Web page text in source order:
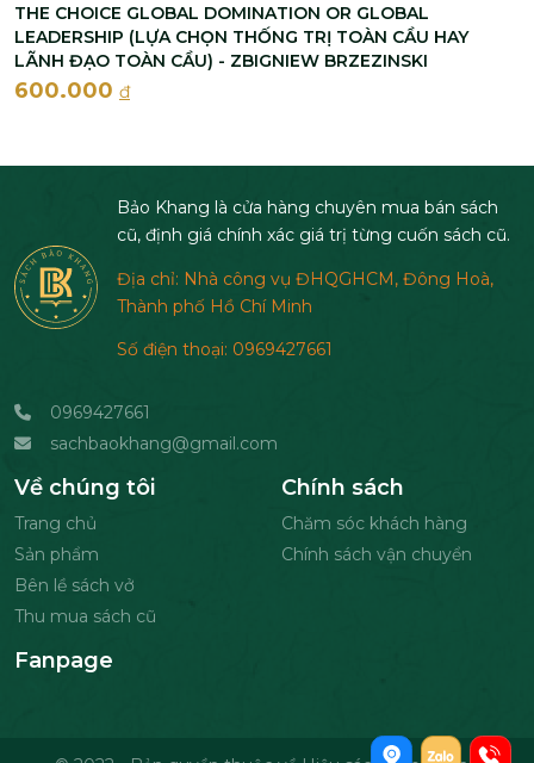
THE CHOICE GLOBAL DOMINATION OR GLOBAL
LEADERSHIP (LỰA CHỌN THỐNG TRỊ TOÀN CẦU HAY
LÃNH ĐẠO TOÀN CẦU) - ZBIGNIEW BRZEZINSKI
600.000 đ
Bảo Khang là cửa hàng chuyên mua bán sách
cũ, định giá chính xác giá trị từng cuốn sách cũ.
Địa chỉ: Nhà công vụ ĐHQGHCM, Đông Hoà,
Thành phố Hồ Chí Minh
Số điện thoại: 0969427661
0969427661
sachbaokhang@gmail.com
Về chúng tôi
Trang chủ
Sản phẩm
Bên lề sách vở
Thu mua sách cũ
Chính sách
Chăm sóc khách hàng
Chính sách vận chuyển
Fanpage